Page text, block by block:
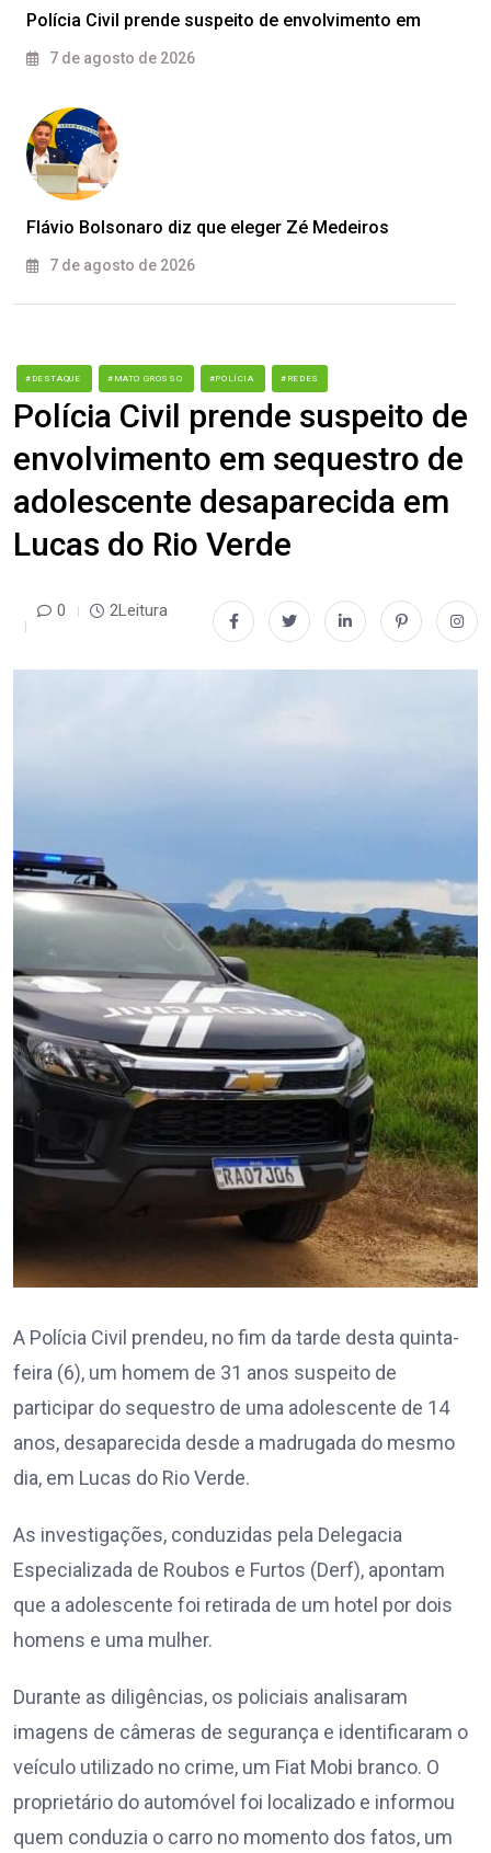
Polícia Civil prende suspeito de envolvimento em
7 de agosto de 2026
Flávio Bolsonaro diz que eleger Zé Medeiros
7 de agosto de 2026
#DESTAQUE #MATO GROSSO #POLÍCIA #REDES
Polícia Civil prende suspeito de
envolvimento em sequestro de
adolescente desaparecida em
Lucas do Rio Verde
0 2Leitura
A Polícia Civil prendeu, no fim da tarde desta quinta-
feira (6), um homem de 31 anos suspeito de
participar do sequestro de uma adolescente de 14
anos, desaparecida desde a madrugada do mesmo
dia, em Lucas do Rio Verde.
As investigações, conduzidas pela Delegacia
Especializada de Roubos e Furtos (Derf), apontam
que a adolescente foi retirada de um hotel por dois
homens e uma mulher.
Durante as diligências, os policiais analisaram
imagens de câmeras de segurança e identificaram o
veículo utilizado no crime, um Fiat Mobi branco. O
proprietário do automóvel foi localizado e informou
quem conduzia o carro no momento dos fatos, um